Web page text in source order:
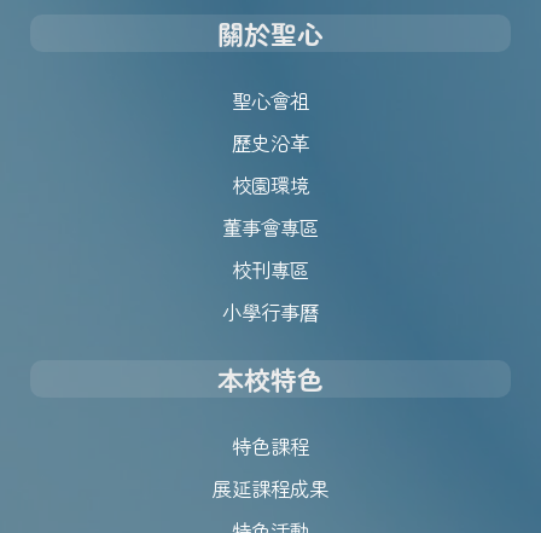
關於聖心
聖心會祖
歷史沿革
校園環境
董事會專區
校刊專區
小學行事曆
本校特色
特色課程
展延課程成果